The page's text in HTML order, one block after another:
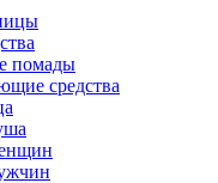
помады
средства